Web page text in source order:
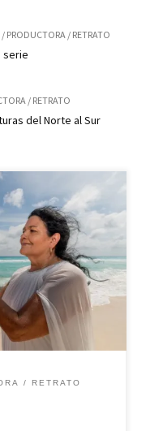
/ PRODUCTORA / RETRATO
serie
/ RETRATO
del Norte al Sur
miel a Cancún, Silviano
celebrar su amor y
2023 – Cancún,
vídeos,
son obra autora de
RETRATO